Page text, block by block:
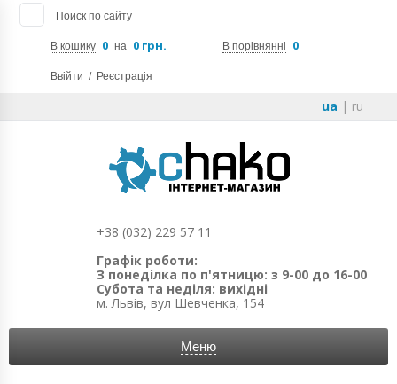
Поиск по сайту
В кошику 0 на 0 грн. В порівнянні 0
Ввійти / Реєстрація
ua | ru
+38 (032) 229 57 11
Графік роботи:
З понеділка по п'ятницю: з 9-00 до 16-00
Субота та неділя: вихідні
м. Львів, вул Шевченка, 154
Меню